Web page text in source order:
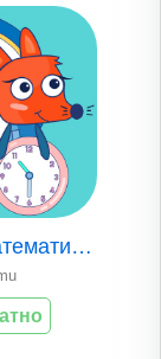
Время и Математика Для Детей